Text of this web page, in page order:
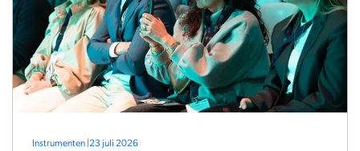
Instrumenten|23 juli 2026